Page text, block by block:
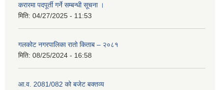
करारमा पदपूर्ती गर्ने सम्बन्धी सूचना ।
मिति: 04/27/2025 - 11:53
गलकोट नगरपालिका रातो किताब – २०८१
मिति: 08/25/2024 - 16:58
आ.व. 2081/082 को बजेट बक्तव्य